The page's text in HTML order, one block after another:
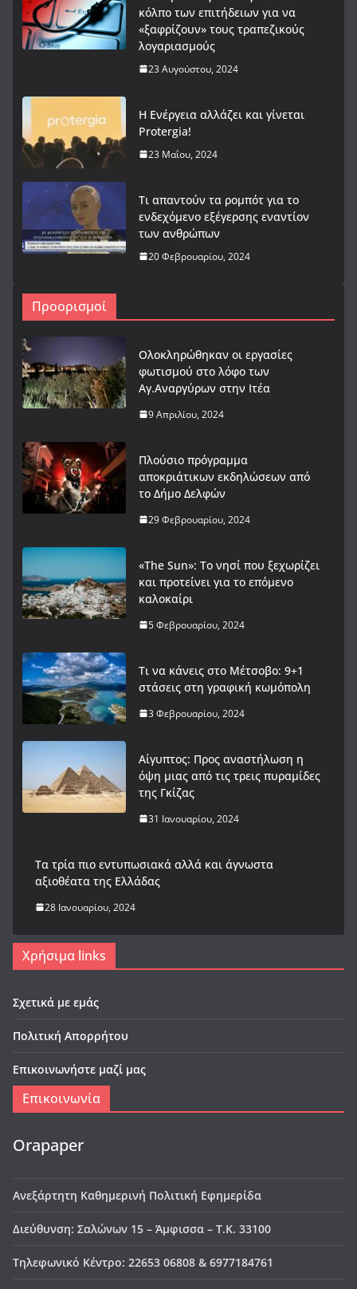
κόλπο των επιτήδειων για να
«ξαφρίζουν» τους τραπεζικούς
λογαριασμούς
23 Αυγούστου, 2024
Η Ενέργεια αλλάζει και γίνεται
Protergia!
23 Μαΐου, 2024
Τι απαντούν τα ρομπότ για το
ενδεχόμενο εξέγερσης εναντίον
των ανθρώπων
20 Φεβρουαρίου, 2024
Προορισμοί
Ολοκληρώθηκαν οι εργασίες
φωτισμού στο λόφο των
Αγ.Αναργύρων στην Ιτέα
9 Απριλίου, 2024
Πλούσιο πρόγραμμα
αποκριάτικων εκδηλώσεων από
το Δήμο Δελφών
29 Φεβρουαρίου, 2024
«The Sun»: Το νησί που ξεχωρίζει
και προτείνει για το επόμενο
καλοκαίρι
5 Φεβρουαρίου, 2024
Τι να κάνεις στο Μέτσοβο: 9+1
στάσεις στη γραφική κωμόπολη
3 Φεβρουαρίου, 2024
Αίγυπτος: Προς αναστήλωση η
όψη μιας από τις τρεις πυραμίδες
της Γκίζας
31 Ιανουαρίου, 2024
Tα τρία πιο εντυπωσιακά αλλά και άγνωστα
αξιοθέατα της Ελλάδας
28 Ιανουαρίου, 2024
Χρήσιμα links
Σχετικά με εμάς
Πολιτική Απορρήτου
Επικοινωνήστε μαζί μας
Επικοινωνία
Orapaper
Ανεξάρτητη Καθημερινή Πολιτική Εφημερίδα
Διεύθυνση: Σαλώνων 15 – Άμφισσα – Τ.Κ. 33100
Τηλεφωνικό Κέντρο: 22653 06808 & 6977184761